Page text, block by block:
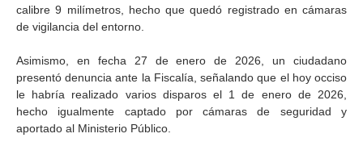
calibre 9 milímetros, hecho que quedó registrado en cámaras
de vigilancia del entorno.
Asimismo, en fecha 27 de enero de 2026, un ciudadano
presentó denuncia ante la Fiscalía, señalando que el hoy occiso
le habría realizado varios disparos el 1 de enero de 2026,
hecho igualmente captado por cámaras de seguridad y
aportado al Ministerio Público.